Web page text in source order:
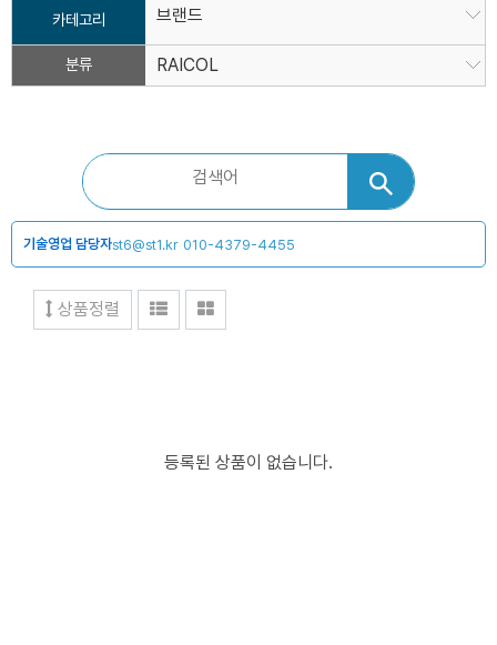
카테고리 브랜드
분류 RAICOL
기술영업 담당자st6@st1.kr 010-4379-4455
상품정렬
등록된 상품이 없습니다.